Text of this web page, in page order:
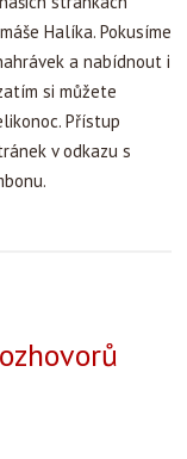
Halíka. Pokusíme
a nabídnout i
si můžete
Přístup
v odkazu s